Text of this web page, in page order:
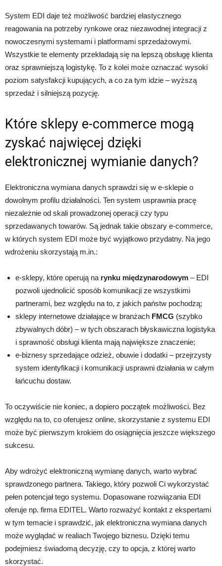
System EDI daje też możliwość bardziej elastycznego
reagowania na potrzeby rynkowe oraz niezawodnej integracji z
nowoczesnymi systemami i platformami sprzedażowymi.
Wszystkie te elementy przekładają się na lepszą obsługę klienta
oraz sprawniejszą logistykę. To z kolei może oznaczać wysoki
poziom satysfakcji kupujących, a co za tym idzie – wyższą
sprzedaż i silniejszą pozycję.
Które sklepy e-commerce mogą
zyskać najwięcej dzięki
elektronicznej wymianie danych?
Elektroniczna wymiana danych sprawdzi się w e-sklepie o
dowolnym profilu działalności. Ten system usprawnia pracę
niezależnie od skali prowadzonej operacji czy typu
sprzedawanych towarów. Są jednak takie obszary e-commerce,
w których system EDI może być wyjątkowo przydatny. Na jego
wdrożeniu skorzystają m.in.:
e-sklepy, które operują na rynku międzynarodowym – EDI
pozwoli ujednolicić sposób komunikacji ze wszystkimi
partnerami, bez względu na to, z jakich państw pochodzą;
sklepy internetowe działające w branżach FMCG (szybko
zbywalnych dóbr) – w tych obszarach błyskawiczna logistyka
i sprawność obsługi klienta mają największe znaczenie;
e-biznesy sprzedające odzież, obuwie i dodatki – przejrzysty
system identyfikacji i komunikacji usprawni działania w całym
łańcuchu dostaw.
To oczywiście nie koniec, a dopiero początek możliwości. Bez
względu na to, co oferujesz online, skorzystanie z systemu EDI
może być pierwszym krokiem do osiągnięcia jeszcze większego
sukcesu.
Aby wdrożyć elektroniczną wymianę danych, warto wybrać
sprawdzonego partnera. Takiego, który pozwoli Ci wykorzystać
pełen potencjał tego systemu. Dopasowane rozwiązania EDI
oferuje np. firma EDITEL. Warto rozważyć kontakt z ekspertami
w tym temacie i sprawdzić, jak elektroniczna wymiana danych
może wyglądać w realiach Twojego biznesu. Dzięki temu
podejmiesz świadomą decyzję, czy to opcja, z której warto
skorzystać.